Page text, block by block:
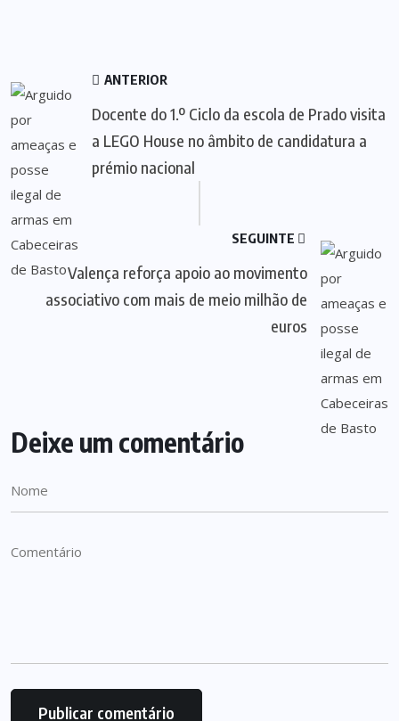
ANTERIOR
Docente do 1.º Ciclo da escola de Prado visita
a LEGO House no âmbito de candidatura a
prémio nacional
SEGUINTE
Valença reforça apoio ao movimento
associativo com mais de meio milhão de
euros
Deixe um comentário